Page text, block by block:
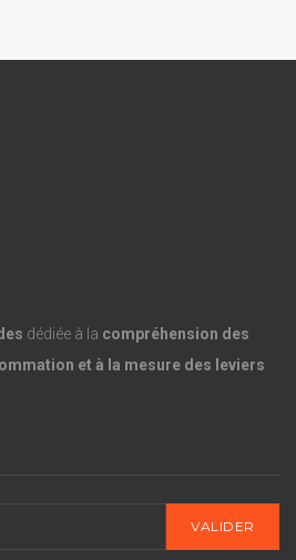
dédiée à la compréhension des
et à la mesure des leviers